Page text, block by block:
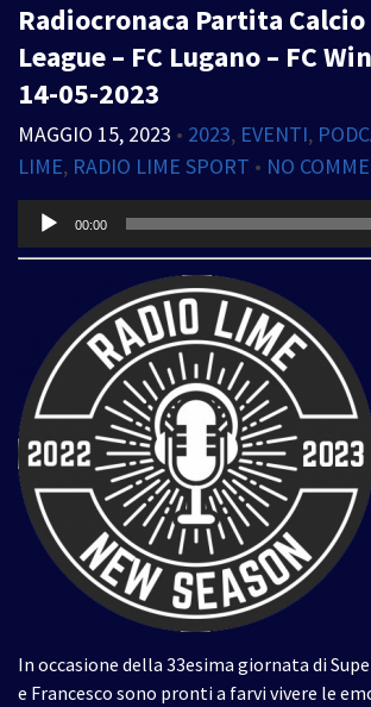
Radiocronaca Partita Calcio
League – FC Lugano – FC
14-05-2023
MAGGIO 15, 2023 • 2023, EVENTI,
LIME, RADIO LIME SPORT • NO
Audio
Player
00:00
In occasione della 33esima giornata di
e Francesco sono pronti a farvi vivere le